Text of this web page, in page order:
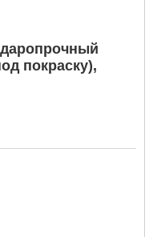
покраску),